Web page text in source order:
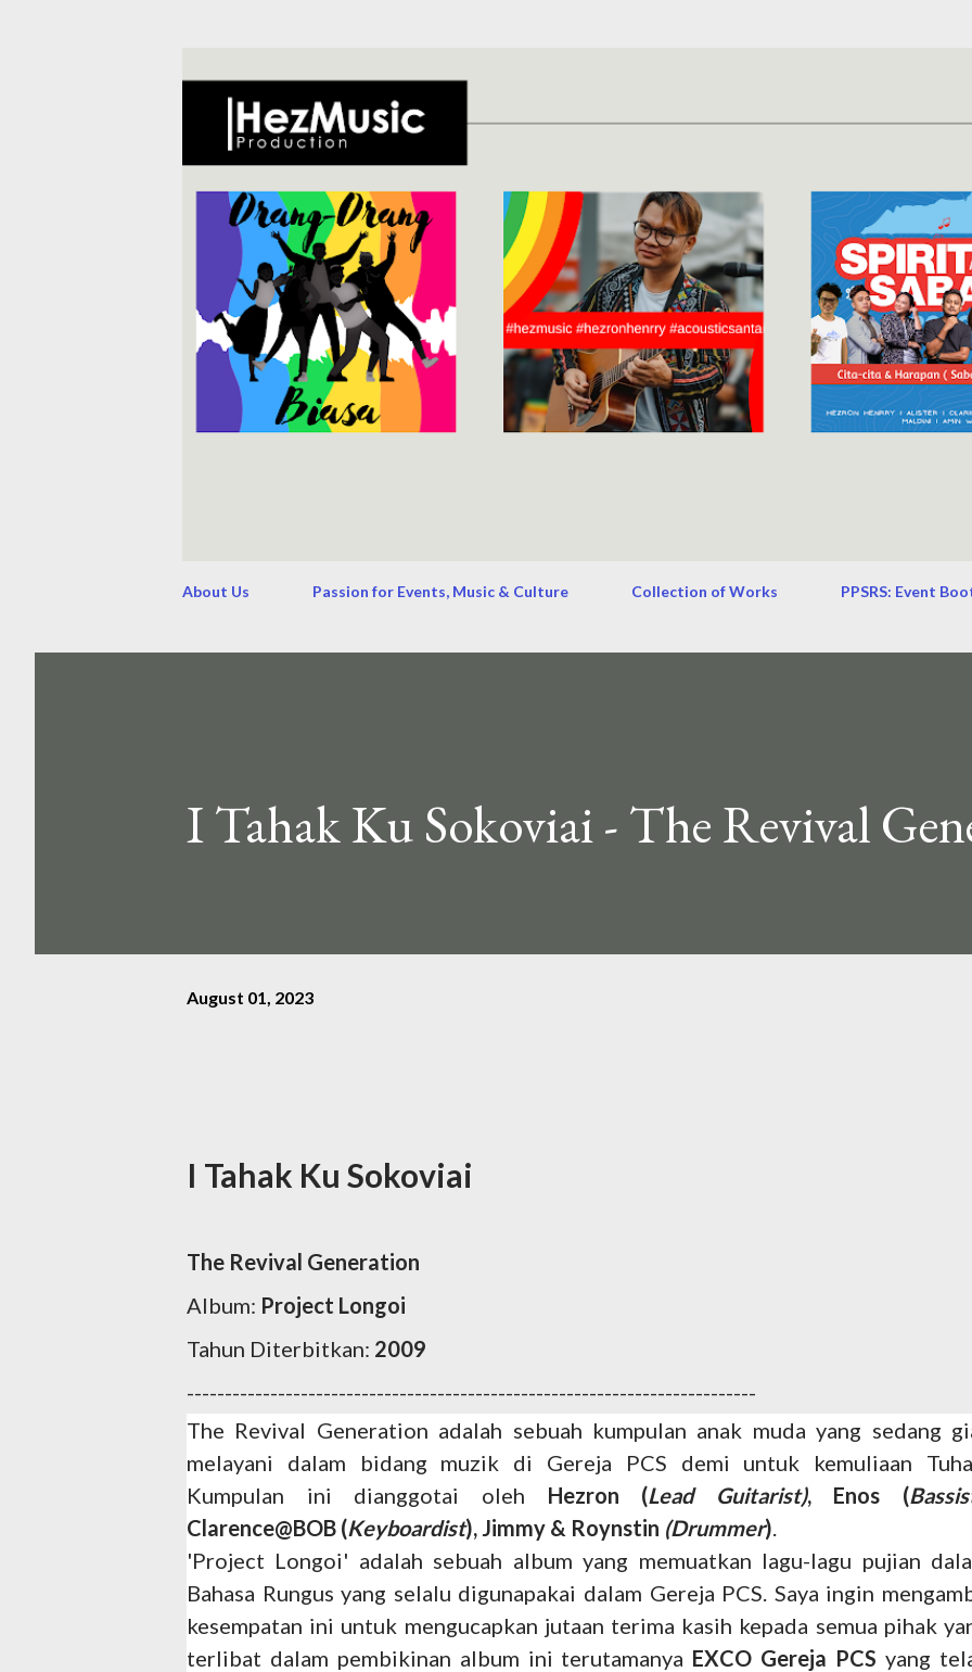
About Us Passion for Events, Music & Culture Collection of Works PPSRS: Event
I Tahak Ku Sokoviai - The Revival
August 01, 2023
I Tahak Ku Sokoviai
The Revival Generation
Album: Project Longoi
Tahun Diterbitkan: 2009
---------------------------------------------------------------------------
The Revival Generation adalah sebuah kumpulan anak muda yang sedang
melayani dalam bidang muzik di Gereja PCS demi untuk kemuliaan
Kumpulan ini dianggotai oleh Hezron (Lead Guitarist), Enos (
Clarence@BOB (Keyboardist), Jimmy & Roynstin (Drummer)
'Project Longoi' adalah sebuah album yang memuatkan lagu-lagu pujian
Bahasa Rungus yang selalu digunapakai dalam Gereja PCS. Saya ingin
kesempatan ini untuk mengucapkan jutaan terima kasih kepada semua pihak
terlibat dalam pembikinan album ini terutamanya EXCO Gereja PCS yang